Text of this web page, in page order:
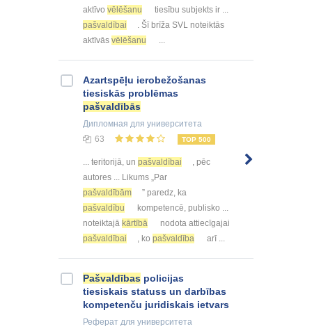
aktīvo vēlēšanu
tiesību subjekts ir ...
pašvaldībai
. Šī brīža SVL noteiktās
aktīvās vēlēšanu
Azartspēļu ierobežošanas
tiesiskās problēmas
pašvaldībās
Дипломная для университета
63
TOP 500
... teritorijā, un pašvaldībai
, pēc
autores ... Likums „Par
pašvaldībām
” paredz, ka
pašvaldību
kompetencē, publisko ...
noteiktajā kārtībā
nodota attiecīgajai
pašvaldībai
, ko pašvaldība arī ...
Pašvaldības policijas
tiesiskais statuss un darbības
kompetenču juridiskais ietvars
Реферат для университета